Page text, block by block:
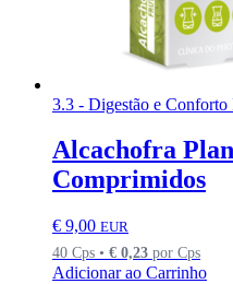
3.3 - Digestão e Conforto
Alcachofra
Comprimidos
€ 9,00 EUR
40 Cps • € 0,23 por Cps
Adicionar ao Carrinho